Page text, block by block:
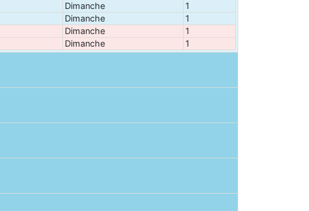
Dimanche
1
Dimanche
1
Dimanche
1
Dimanche 1